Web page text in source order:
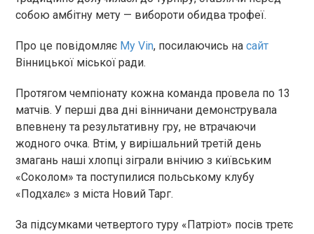
собою амбітну мету — вибороти обидва трофеї.
Про це повідомляє My Vin, посилаючись на сайт
Вінницької міської ради.
Протягом чемпіонату кожна команда провела по 13
матчів. У перші два дні вінничани демонструвала
впевнену та результативну гру, не втрачаючи
жодного очка. Втім, у вирішальний третій день
змагань наші хлопці зіграли внічию з київським
«Соколом» та поступилися польському клубу
«Подхалє» з міста Новий Тарг.
За підсумками четвертого туру «Патріот» посів третє